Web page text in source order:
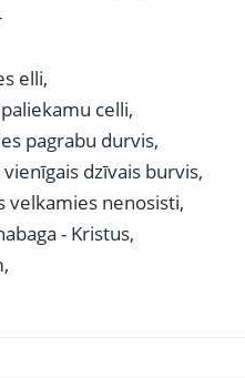
elli,
celli,
pagrabu durvis,
dzīvais burvis,
velkamies nenosisti,
- Kristus,